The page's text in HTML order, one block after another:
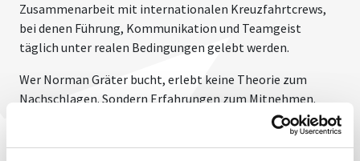
Zusammenarbeit mit internationalen Kreuzfahrtcrews,
bei denen Führung, Kommunikation und Teamgeist
täglich unter realen Bedingungen gelebt werden.
Wer Norman Gräter bucht, erlebt keine Theorie zum
Nachschlagen. Sondern Erfahrungen zum Mitnehmen.
Einen Menschen, der außergewöhnliche Perspektiven
zuerst selbst lebt und anschließend ehrlich teilt, was